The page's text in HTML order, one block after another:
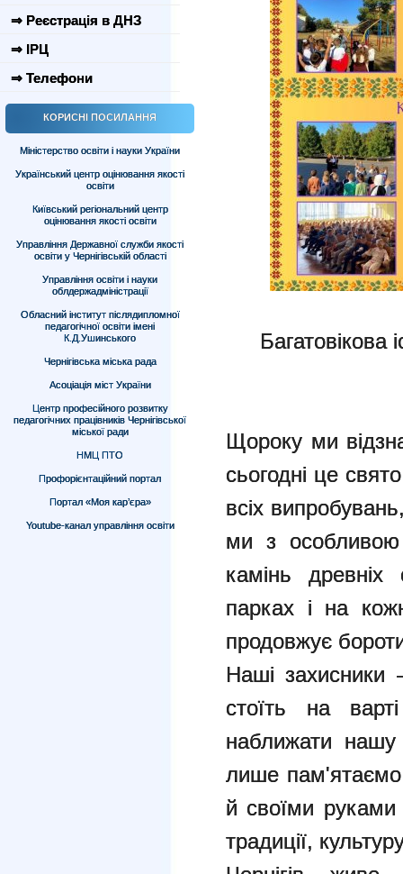
⇒ Реєстрація в ДНЗ
⇒ ІРЦ
⇒ Телефони
КОРИСНІ ПОСИЛАННЯ
Міністерство освіти і науки України
Український центр оцінювання якості
освіти
Київський регіональний центр
оцінювання якості освіти
Управління Державної служби якості
освіти у Чернігівській області
Управління освіти і науки
облдержадміністрації
Обласний інститут післядипломної
педагогічної освіти імені
К.Д.Ушинського
Чернігівська міська рада
Асоціація міст України
Центр професійного розвитку
педагогічних працівників Чернігівської
міської ради
НМЦ ПТО
Профорієнтаційний портал
Портал «Моя кар’єра»
Youtube-канал управління освіти
Багатовікова
Щороку ми
сьогодні це
всіх
ми з особливою
камінь
парках і на
продовжує
Наші
стоїть на
наближати нашу
лише пам'ятаємо
й своїми руками
традиції,